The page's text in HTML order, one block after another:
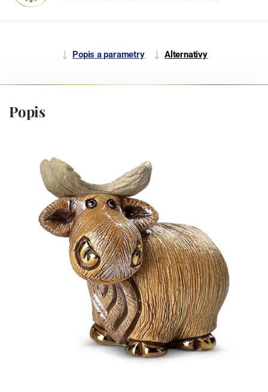
Popis a parametry Alternativy
Popis